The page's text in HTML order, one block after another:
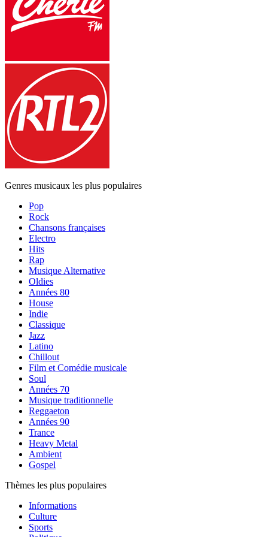
Genres musicaux les plus populaires
Pop
Rock
Chansons françaises
Electro
Hits
Rap
Musique Alternative
Oldies
Années 80
House
Indie
Classique
Jazz
Latino
Chillout
Film et Comédie musicale
Soul
Années 70
Musique traditionnelle
Reggaeton
Années 90
Trance
Heavy Metal
Ambient
Gospel
Thèmes les plus populaires
Informations
Culture
Sports